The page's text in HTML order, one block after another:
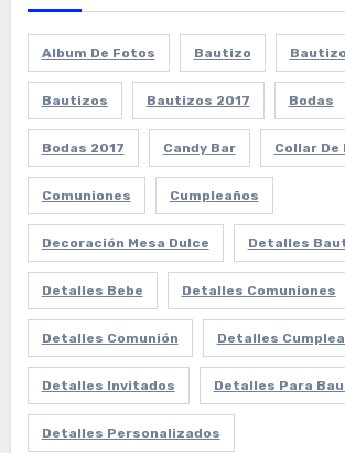
Album De Fotos Bautizo
Bautizos Bautizos 2017 Bodas
Bodas 2017 Candy Bar Collar
Comuniones Cumpleaños
Decoración Mesa Dulce Detalles
Detalles Bebe Detalles Comuniones
Detalles Comunión Detalles
Detalles Invitados Detalles Para
Detalles Personalizados